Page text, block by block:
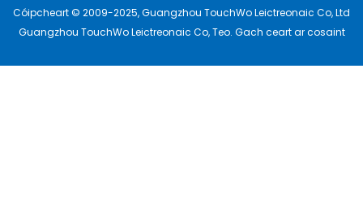
Cóipcheart © 2009-2025, Guangzhou TouchWo Leictreonaic Co, Ltd
Guangzhou TouchWo Leictreonaic Co, Teo. Gach ceart ar cosaint